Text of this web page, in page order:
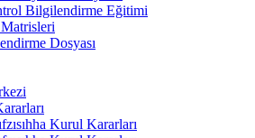
Bilgilendirme Eğitimi
Dosyası
Kurul Kararları